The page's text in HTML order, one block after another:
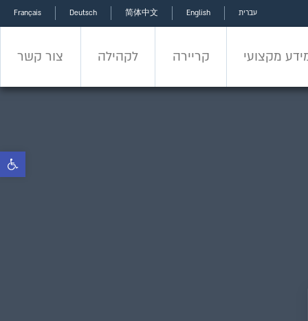
מידע מקצועי קריירה לקהילה צור קשר עברית English
简体中文
Deutsch
Français
מקצועי קריירה לקהילה צור קשר